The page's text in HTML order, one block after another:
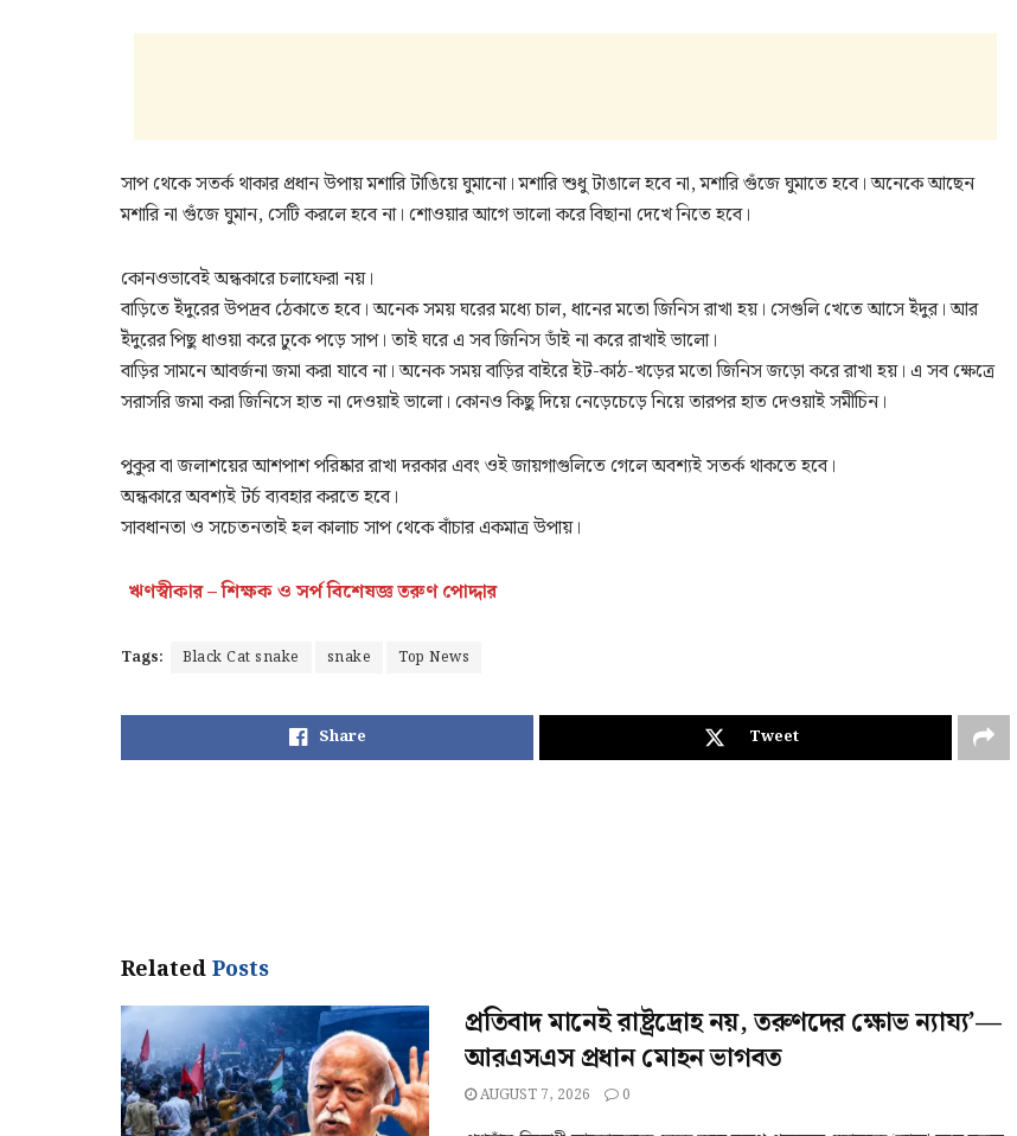
সাপ থেকে সতর্ক থাকার প্রধান উপায় মশারি টাঙিয়ে ঘুমানো। মশারি শুধু টাঙালে হবে না, মশারি গুঁজে ঘুমাতে হবে। অনেকে আছেন
মশারি না গুঁজে ঘুমান, সেটি করলে হবে না। শোওয়ার আগে ভালো করে বিছানা দেখে নিতে হবে।
কোনওভাবেই অন্ধকারে চলাফেরা নয়।
বাড়িতে ইঁদুরের উপদ্রব ঠেকাতে হবে। অনেক সময় ঘরের মধ্যে চাল, ধানের মতো জিনিস রাখা হয়। সেগুলি খেতে আসে ইঁদুর। আর
ইঁদুরের পিছু ধাওয়া করে ঢুকে পড়ে সাপ। তাই ঘরে এ সব জিনিস ডাঁই না করে রাখাই ভালো।
বাড়ির সামনে আবর্জনা জমা করা যাবে না। অনেক সময় বাড়ির বাইরে ইট-কাঠ-খড়ের মতো জিনিস জড়ো করে রাখা হয়। এ সব ক্ষেত্রে
সরাসরি জমা করা জিনিসে হাত না দেওয়াই ভালো। কোনও কিছু দিয়ে নেড়েচেড়ে নিয়ে তারপর হাত দেওয়াই সমীচিন।
পুকুর বা জলাশয়ের আশপাশ পরিষ্কার রাখা দরকার এবং ওই জায়গাগুলিতে গেলে অবশ্যই সতর্ক থাকতে হবে।
অন্ধকারে অবশ্যই টর্চ ব্যবহার করতে হবে।
সাবধানতা ও সচেতনতাই হল কালাচ সাপ থেকে বাঁচার একমাত্র উপায়।
ঋণস্বীকার – শিক্ষক ও সর্প বিশেষজ্ঞ তরুণ পোদ্দার
Tags: Black Cat snake snake Top News
Share Tweet
RelatedPosts
প্রতিবাদ মানেই রাষ্ট্রদ্রোহ নয়, তরুণদের ক্ষোভ ন্যায্য’—
আরএসএস প্রধান মোহন ভাগবত
AUGUST 7, 2026 0